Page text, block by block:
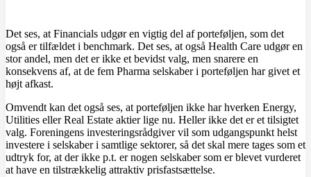
Det ses, at Financials udgør en vigtig del af porteføljen, som det
også er tilfældet i benchmark. Det ses, at også Health Care udgør en
stor andel, men det er ikke et bevidst valg, men snarere en
konsekvens af, at de fem Pharma selskaber i porteføljen har givet et
højt afkast.
Omvendt kan det også ses, at porteføljen ikke har hverken Energy,
Utilities eller Real Estate aktier lige nu. Heller ikke det er et tilsigtet
valg. Foreningens investeringsrådgiver vil som udgangspunkt helst
investere i selskaber i samtlige sektorer, så det skal mere tages som et
udtryk for, at der ikke p.t. er nogen selskaber som er blevet vurderet
at have en tilstrækkelig attraktiv prisfastsættelse.